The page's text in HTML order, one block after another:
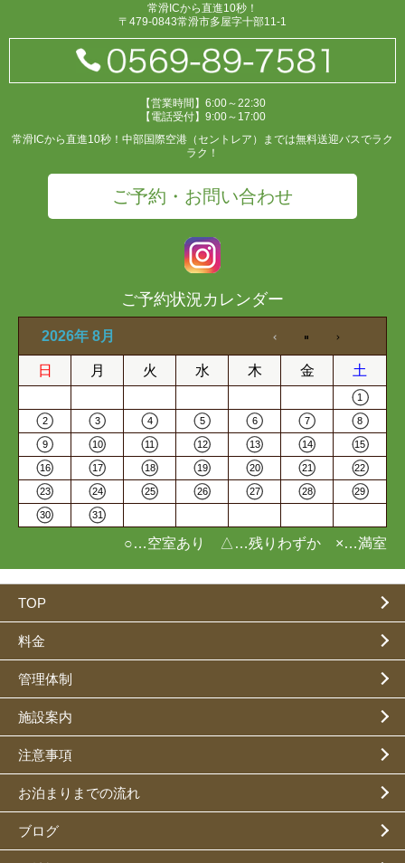
常滑ICから直進10秒！
〒479-0843常滑市多屋字十部11-1
【営業時間】6:00～22:30
【電話受付】9:00～17:00
常滑ICから直進10秒！中部国際空港（セントレア）までは無料送迎バスでラク
ラク！
ご予約・お問い合わせ
ご予約状況カレンダー
2026年 8月
日 月 火 水 木 金 土
1
2 3 4 5 6 7 8
9 10 11 12 13 14 15
16 17 18 19 20 21 22
23 24 25 26 27 28 29
30 31
○…空室あり △…残りわずか ×…満室
TOP
料金
管理体制
施設案内
注意事項
お泊まりまでの流れ
ブログ